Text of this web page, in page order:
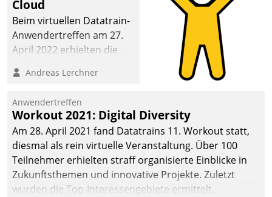
wuppen – bei zunehmend
anspruchsvollen
Aufgaben und
abnehmendem
Cloud
Beim virtuellen Datatrain-
Anwendertreffen am 27.
April 2022 erhielten die
Teilnehmer kurzweilige
Cloud-Strategien und -
Lösungen mit hohem
Zukunftspotenzial.
Andreas Lerchner
Anwendertreffen
Workout 2021: Digital Diversity
Am 28. April 2021 fand Datatrains 11. Workout statt,
diesmal als rein virtuelle Veranstaltung. Über 100
Teilnehmer erhielten straff organisierte Einblicke in
Zukunftsthemen und innovative Projekte. Zuletzt
wurden die Top-Interessengebiete ermittelt.